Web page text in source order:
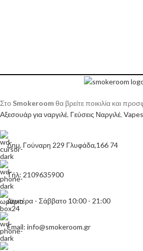
Στο Smokeroomθα βρείτε ποικιλία και
Αξεσουάρ για ναργιλέ, Γεύσεις Ναργιλέ, Vapes
Δημ. Γούναρη 229 Γλυφάδα,166 74
Τήλ: 2109635900
Δευτέρα - Σάββατο 10:00 - 21:00
Email: info@smokeroom.gr